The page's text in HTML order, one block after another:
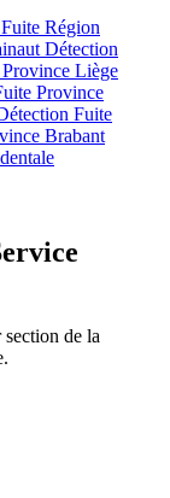
Région
Détection
Liège
Province
Fuite
Brabant
de la